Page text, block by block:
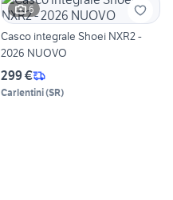
6
Casco integrale Shoei NXR2 -
2026 NUOVO
299 €
Carlentini(SR)